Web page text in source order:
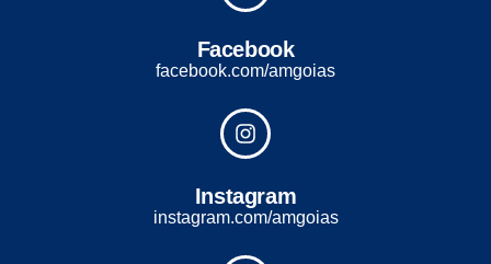
Facebook
facebook.com/amgoias
Instagram
instagram.com/amgoias